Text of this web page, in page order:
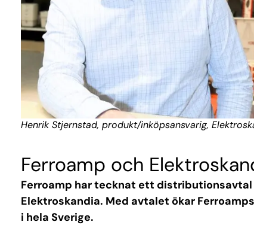
Henrik Stjernstad, produkt/inköpsansvarig,
Ferroamp och
Ferroamp har tecknat ett
Elektroskandia. Med avtalet ökar
i hela Sverige.